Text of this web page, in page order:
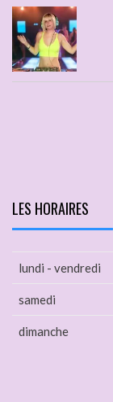
LES HORAIRES
lundi - vendredi
samedi
dimanche